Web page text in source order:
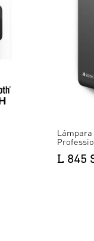
L 845